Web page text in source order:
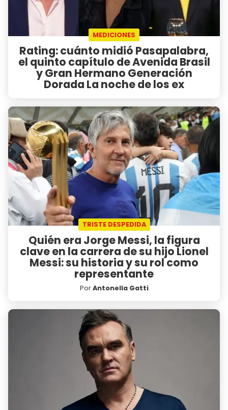
MEDICIONES
Rating: cuánto midió Pasapalabra,
el quinto capítulo de Avenida Brasil
y Gran Hermano Generación
Dorada La noche de los ex
TRISTE DESPEDIDA
Quién era Jorge Messi, la figura
clave en la carrera de su hijo Lionel
Messi: su historia y su rol como
representante
PorAntonella Gatti